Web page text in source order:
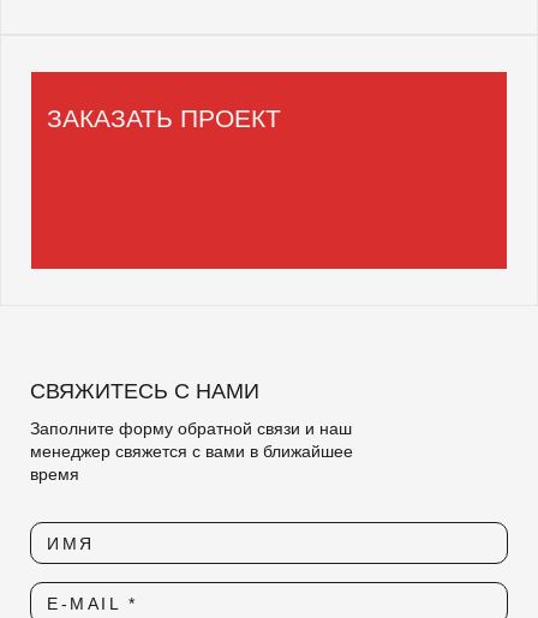
ЗАКАЗАТЬ ПРОЕКТ
СВЯЖИТЕСЬ С НАМИ
Заполните форму обратной связи и наш
менеджер свяжется с вами в ближайшее
время
ИМЯ
E-MAIL *